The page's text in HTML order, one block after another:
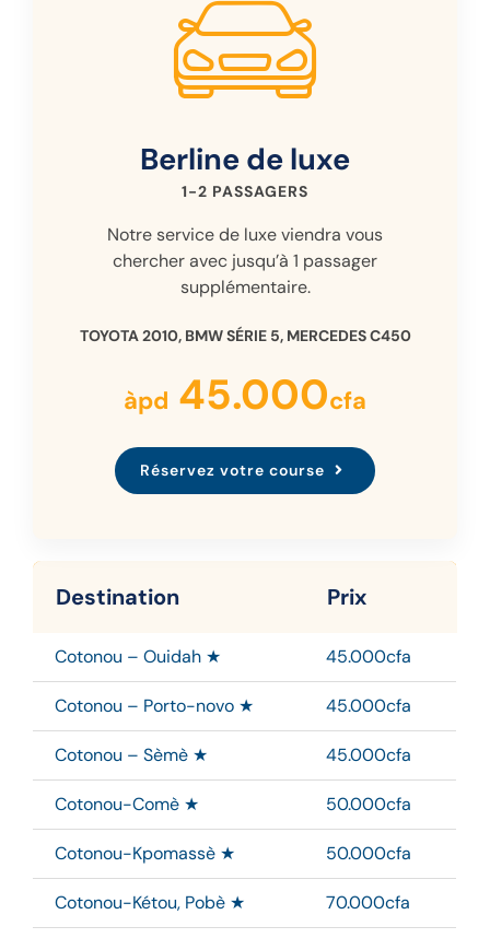
Berline de luxe
1-2 PASSAGERS
Notre service de luxe viendra vous
chercher avec jusqu’à 1 passager
supplémentaire.
TOYOTA 2010, BMW SÉRIE 5, MERCEDES C450
àpd 45.000cfa
Réservez votre course
Destination Prix
Cotonou – Ouidah ★ 45.000cfa
Cotonou – Porto-novo ★ 45.000cfa
Cotonou – Sèmè ★ 45.000cfa
Cotonou-Comè ★ 50.000cfa
Cotonou-Kpomassè ★ 50.000cfa
Cotonou-Kétou, Pobè ★ 70.000cfa